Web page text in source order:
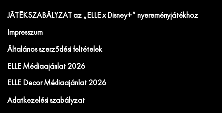
JÁTÉKSZABÁLYZAT az „ELLE x Disney+” nyereményjátékhoz
Impresszum
Általános szerződési feltételek
ELLE Médiaajánlat 2026
ELLE Decor Médiaajánlat 2026
Adatkezelési szabályzat